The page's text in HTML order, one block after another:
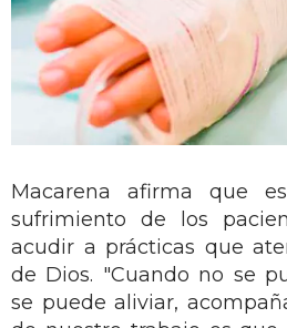
Macarena afirma que
sufrimiento de los
acudir a prácticas que
de Dios. "Cuando no se
se puede aliviar,